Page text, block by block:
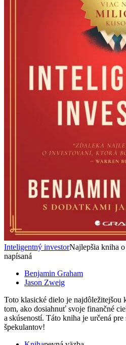
Inteligentný investorNajlepšia kniha
napísaná
Benjamin Graham
Jason Zweig
Toto klasické dielo je najdôležitejšou
tom, ako dosiahnuť svoje finančné
a skúseností. Táto kniha je určená
špekulantov!